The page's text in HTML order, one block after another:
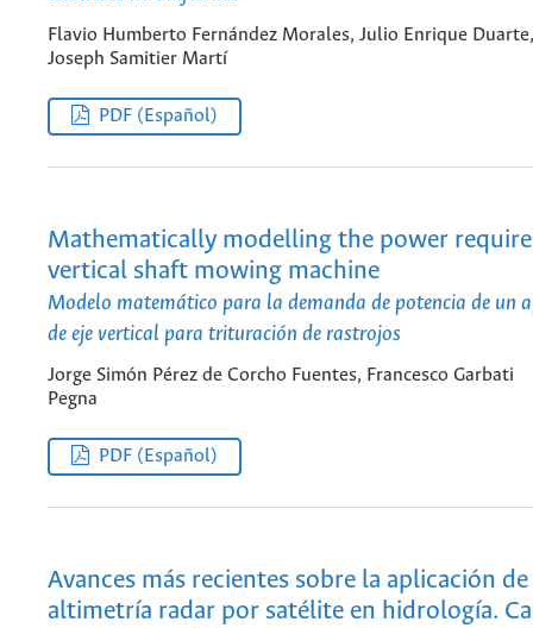
Flavio Humberto Fernández Morales, Julio Enrique Duarte,
Joseph Samitier Martí
PDF (Español)
Mathematically modelling the power
vertical shaft mowing machine
Modelo matemático para la demanda de potencia de un
de eje vertical para trituración de rastrojos
Jorge Simón Pérez de Corcho Fuentes, Francesco Garbati
Pegna
PDF (Español)
Avances más recientes sobre la aplicación
altimetría radar por satélite en hidrología.